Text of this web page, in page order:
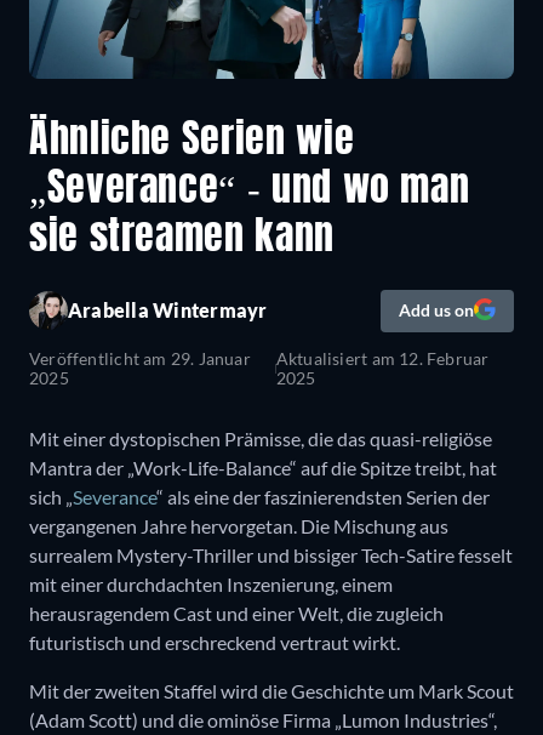
Ähnliche Serien wie
„Severance“ - und wo man
sie streamen kann
Arabella Wintermayr Add us on
Veröffentlicht am 29. Januar
2025
Aktualisiert am 12. Februar
2025
Mit einer dystopischen Prämisse, die das quasi-religiöse
Mantra der „Work-Life-Balance“ auf die Spitze treibt, hat
sich „ Severance“ als eine der faszinierendsten Serien der
vergangenen Jahre hervorgetan. Die Mischung aus
surrealem Mystery-Thriller und bissiger Tech-Satire fesselt
mit einer durchdachten Inszenierung, einem
herausragendem Cast und einer Welt, die zugleich
futuristisch und erschreckend vertraut wirkt.
Mit der zweiten Staffel wird die Geschichte um Mark Scout
(Adam Scott) und die ominöse Firma „Lumon Industries“,